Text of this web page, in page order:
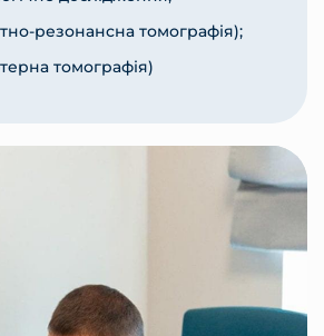
резонансна томографія);
томографія)